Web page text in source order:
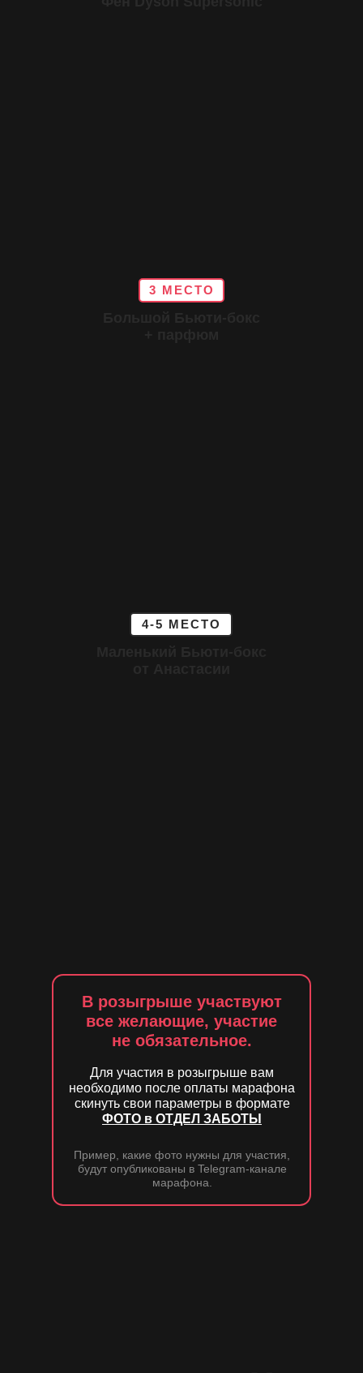
4-5 МЕСТО
3 МЕСТО
В розыгрыше участвуют
все желающие, участие
не обязательное.
Для участия в розыгрыше вам
необходимо после оплаты марафона
скинуть свои параметры в формате
ФОТО в ОТДЕЛ ЗАБОТЫ
Пример, какие фото нужны для участия,
будут опубликованы в Telegram-канале
марафона.